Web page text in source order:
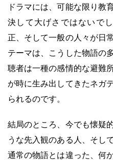
ドラマには、可能な限り教
決して大げさではないで
正、そして一般の人々が日
テーマは、こうした物語の
聴者は一種の感情的な避難
が時に生み出してきたネガ
られるのです。
結局のところ、今でも懐疑
うな先入観のある人、そし
通常の物語とは違った、何